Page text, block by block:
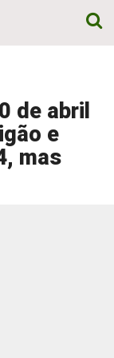
de abril
e
mas